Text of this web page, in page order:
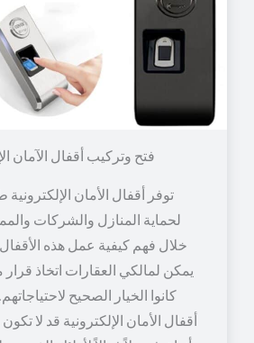
توفر أقفال الأمان
لحماية المنازل والشركات
خلال فهم كيفية عمل هذه الأقفال
يمكن لمالكي العقارات اتخاذ قرار
كانوا الخيار الصحيح
أقفال الأمان الإلكترونية قد لا